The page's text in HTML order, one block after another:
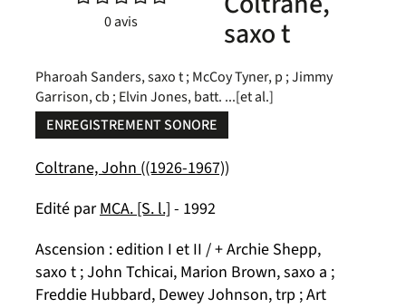
0avis saxo t
Pharoah Sanders, saxo t ; McCoy Tyner, p ; Jimmy
Garrison, cb ; Elvin Jones, batt. ...[et al.]
ENREGISTREMENT SONORE
Coltrane, John ((1926-1967))
Edité parMCA. [S. l.] - 1992
Ascension : edition I et II / + Archie Shepp,
saxo t ; John Tchicai, Marion Brown, saxo a ;
Freddie Hubbard, Dewey Johnson, trp ; Art